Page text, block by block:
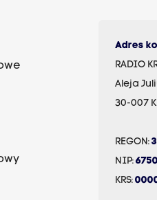
Adres
RADIO
Aleja
30-007
REGON:
NIP:
KRS: